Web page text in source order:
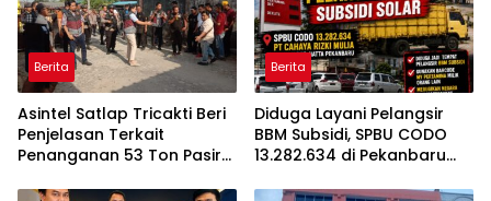
Berita
Asintel Satlap Tricakti Beri
Penjelasan Terkait
Penanganan 53 Ton Pasir
Berita
Diduga Layani Pelangsir
BBM Subsidi, SPBU CODO
13.282.634 di Pekanbaru